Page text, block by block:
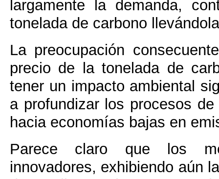
largamente la demanda,
tonelada de carbono
La preocupación
precio de la tonelada de
tener un impacto ambiental
a profundizar los procesos
hacia economías bajas en
Parece claro que los
innovadores, exhibiendo aún